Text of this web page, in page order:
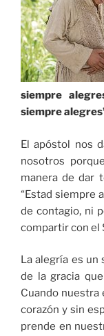
siempre
siempre
El apóstol nos
nosotros
manera de dar
“Estad siempre
de contagio, ni
compartir con el
La alegría es
de la gracia
Cuando nuestra
corazón y sin
prende en